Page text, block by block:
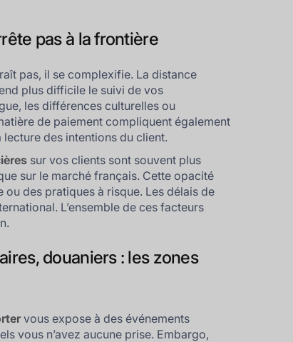
pas à la frontière
pas, il se complexifie. La distance
plus difficile le suivi de vos
les différences culturelles ou
de paiement compliquent également
des intentions du client.
sur vos clients sont souvent plus
sur le marché français. Cette opacité
des pratiques à risque. Les délais de
L’ensemble de ces facteurs
douaniers : les zones
vous expose à des événements
vous n’avez aucune prise. Embargo,